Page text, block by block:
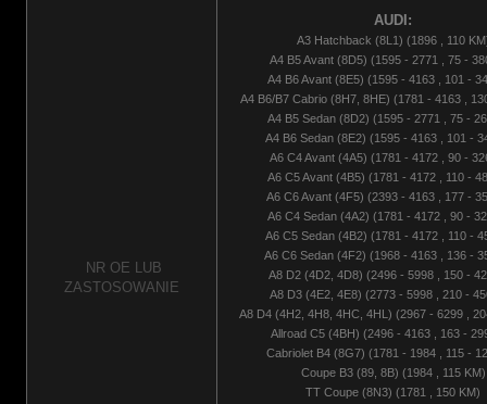
NR OE LUB
ZASTOSOWANIE
AUDI:
A3 Hatchback (8L1) (1896 , 110
A4 B5 Avant (8D5) (1595 - 2771 , 75 -
A4 B6 Avant (8E5) (1595 - 4163 , 101 -
A4 B6/B7 Cabrio (8H7, 8HE) (1781 - 4163 ,
A4 B5 Sedan (8D2) (1595 - 2771 , 75 -
A4 B6 Sedan (8E2) (1595 - 4163 , 101 -
A6 C4 Avant (4A5) (1781 - 4172 , 90 -
A6 C5 Avant (4B5) (1781 - 4172 , 110 -
A6 C6 Avant (4F5) (2393 - 4163 , 177 -
A6 C4 Sedan (4A2) (1781 - 4172 , 90 -
A6 C5 Sedan (4B2) (1781 - 4172 , 110 -
A6 C6 Sedan (4F2) (1968 - 4163 , 136 -
A8 D2 (4D2, 4D8) (2496 - 5998 , 150 -
A8 D3 (4E2, 4E8) (2773 - 5998 , 210 -
A8 D4 (4H2, 4H8, 4HC, 4HL) (2967 - 6299 ,
Allroad C5 (4BH) (2496 - 4163 , 163 -
Cabriolet B4 (8G7) (1781 - 1984 , 115 -
Coupe B3 (89, 8B) (1984 , 115 KM)
TT Coupe (8N3) (1781 , 150 KM)